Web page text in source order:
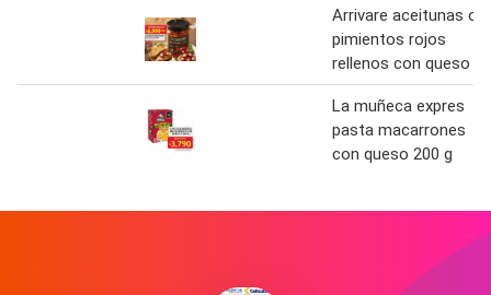
Arrivare aceitunas o
pimientos rojos
rellenos con queso
La muñeca expres
pasta macarrones
con queso 200 g